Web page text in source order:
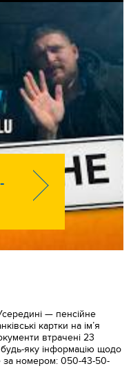
— пенсійне
картки на ім’я
втрачені 23
яку інформацію щодо
за номером: 050-43-50-